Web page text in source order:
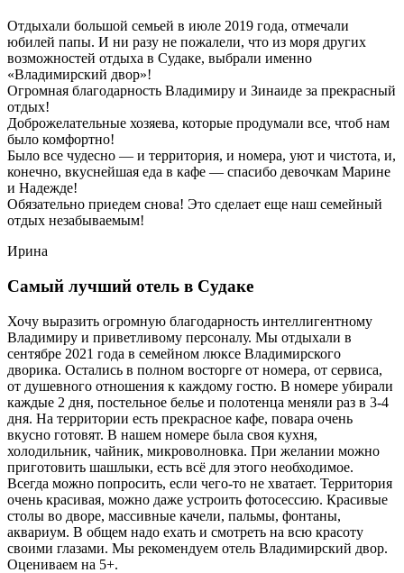
Отдыхали большой семьей в июле 2019 года, отмечали
юбилей папы. И ни разу не пожалели, что из моря других
возможностей отдыха в Судаке, выбрали именно
«Владимирский двор»!
Огромная благодарность Владимиру и Зинаиде за прекрасный
отдых!
Доброжелательные хозяева, которые продумали все, чтоб нам
было комфортно!
Было все чудесно — и территория, и номера, уют и чистота, и,
конечно, вкуснейшая еда в кафе — спасибо девочкам Марине
и Надежде!
Обязательно приедем снова! Это сделает еще наш семейный
отдых незабываемым!
Ирина
Самый лучший отель в Судаке
Хочу выразить огромную благодарность интеллигентному
Владимиру и приветливому персоналу. Мы отдыхали в
сентябре 2021 года в семейном люксе Владимирского
дворика. Остались в полном восторге от номера, от сервиса,
от душевного отношения к каждому гостю. В номере убирали
каждые 2 дня, постельное белье и полотенца меняли раз в 3-4
дня. На территории есть прекрасное кафе, повара очень
вкусно готовят. В нашем номере была своя кухня,
холодильник, чайник, микроволновка. При желании можно
приготовить шашлыки, есть всё для этого необходимое.
Всегда можно попросить, если чего-то не хватает. Территория
очень красивая, можно даже устроить фотосессию. Красивые
столы во дворе, массивные качели, пальмы, фонтаны,
аквариум. В общем надо ехать и смотреть на всю красоту
своими глазами. Мы рекомендуем отель Владимирский двор.
Оцениваем на 5+.